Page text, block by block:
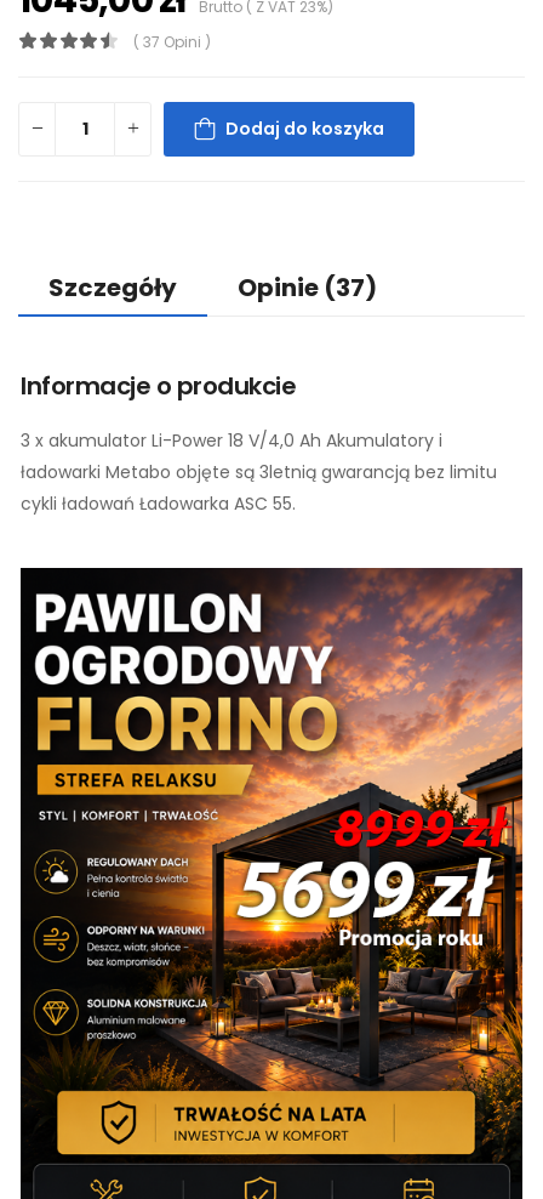
Brutto ( Z VAT 23%)
( 37 Opini )
Dodaj do koszyka
Szczegóły Opinie (37)
Informacje o produkcie
3 x akumulator Li-Power 18 V/4,0 Ah Akumulatory i
ładowarki Metabo objęte są 3letnią gwarancją bez limitu
cykli ładowań Ładowarka ASC 55.